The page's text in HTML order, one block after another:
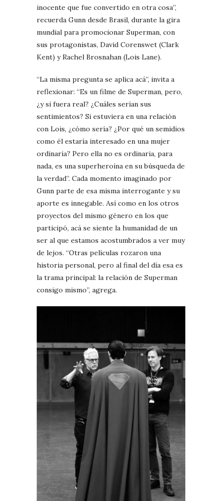
inocente que fue convertido en otra cosa”,
recuerda Gunn desde Brasil, durante la gira
mundial para promocionar Superman, con
sus protagonistas, David Corenswet (Clark
Kent) y Rachel Brosnahan (Lois Lane).
“La misma pregunta se aplica acá”, invita a
reflexionar: “Es un filme de Superman, pero,
¿y si fuera real? ¿Cuáles serían sus
sentimientos? Si estuviera en una relación
con Lois, ¿cómo sería? ¿Por qué un semidios
como él estaría interesado en una mujer
ordinaria? Pero ella no es ordinaria, para
nada, es una superheroína en su búsqueda de
la verdad”. Cada momento imaginado por
Gunn parte de esa misma interrogante y su
aporte es innegable. Así como en los otros
proyectos del mismo género en los que
participó, acá se siente la humanidad de un
ser al que estamos acostumbrados a ver muy
de lejos. “Otras películas rozaron una
historia personal, pero al final del día esa es
la trama principal: la relación de Superman
consigo mismo”, agrega.